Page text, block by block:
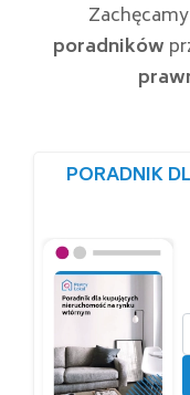
poradników
PORADNIK